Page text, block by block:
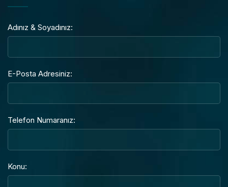
Adınız & Soyadınız:
E-Posta Adresiniz:
Telefon Numaranız:
Konu: